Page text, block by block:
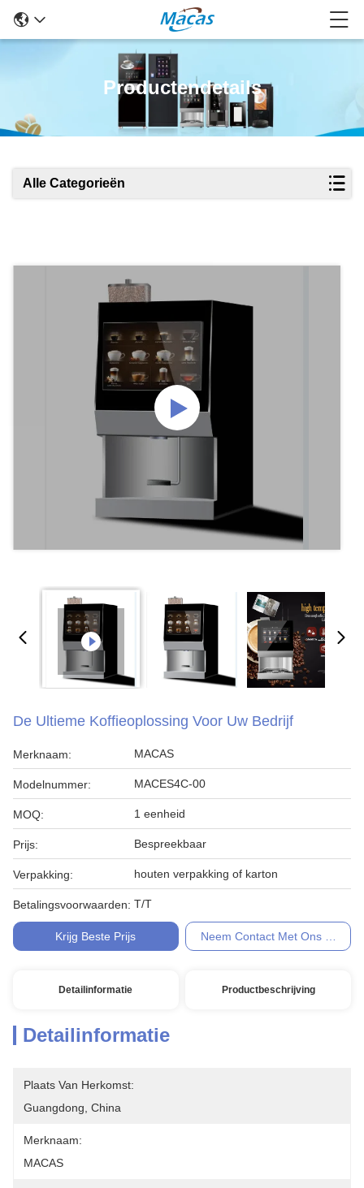
Productendetails
Alle Categorieën
De Ultieme Koffieoplossing Voor Uw Bedrijf
Merknaam: MACAS
Modelnummer: MACES4C-00
MOQ: 1 eenheid
Prijs: Bespreekbaar
Verpakking: houten verpakking of karton
Betalingsvoorwaarden: T/T
Krijg Beste Prijs Neem Contact Met Ons Op
Detailinformatie Productbeschrijving
Detailinformatie
Plaats Van Herkomst:
Guangdong, China
Merknaam:
MACAS